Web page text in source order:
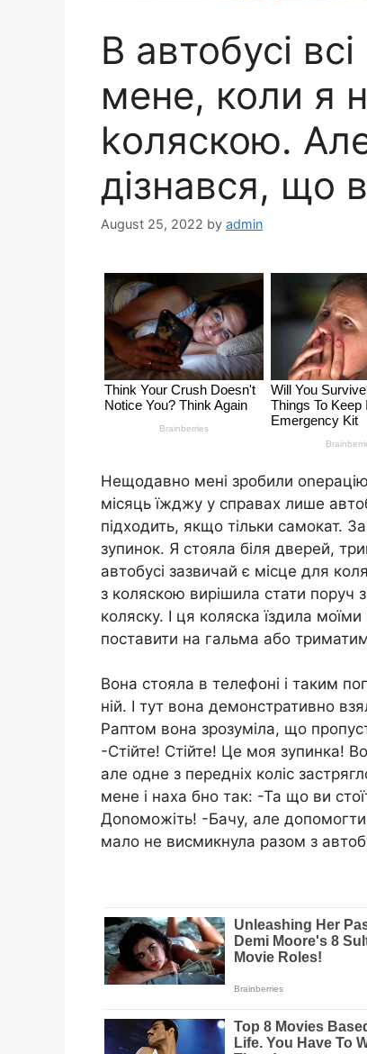
В автобусі
мене, коли я
kоляскою. Але
дізнався, що
August 25, 2022 by admin
Нещодавно мені зробили
місяць їжджу у справах лише
підходить, якщо тільки самокат.
зупинок. Я стояла біля дверей,
автобусі зазвичай є місце для
з коляскою вирішила стати поруч
коляску. І ця коляска їздила
поставити на гальма або
Вона стояла в телефоні і таким
ній. І тут вона демонстративно
Раптом вона зрозуміла, що
-Стійте! Стійте! Це моя зупинка!
але одне з передніх коліс
мене і наха бно так: -Та що ви
Доnоможіть! -Бачу, але
мало не висмикнула разом з